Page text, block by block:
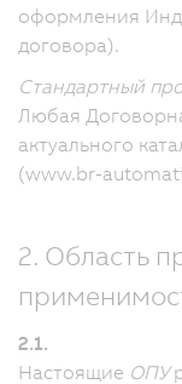
оформления
договора).
Стандартный
Любая
актуального
(www.br-
2. Область
2.1.
Настоящие ОПУ